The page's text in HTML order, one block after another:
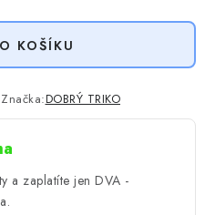
KOŠÍKU
Značka:DOBRÝ TRIKO
a zaplatíte jen DVA -